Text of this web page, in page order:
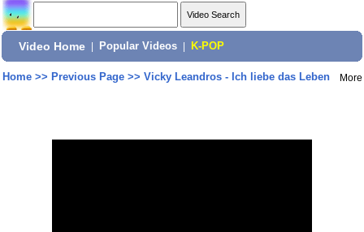
Video Home Popular Videos K-POP
Home>> Previous Page>> Vicky Leandros - Ich liebe das Leben More